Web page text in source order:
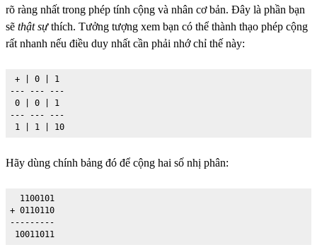
rõ ràng nhất trong phép tính cộng và nhân cơ bản. Đây là phần bạn
sẽ thật sựthích. Tưởng tượng xem bạn có thể thành thạo phép cộng
rất nhanh nếu điều duy nhất cần phải nhớ chỉ thế này:
+ | 0 | 1
--- --- ---
0 | 0 | 1
--- --- ---
1 | 1 | 10
Hãy dùng chính bảng đó để cộng hai số nhị phân:
  1100101
+ 0110110
---------
10011011